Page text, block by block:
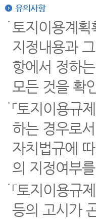
유의사항
토지이용계획
지정내용과
항에서 정하
모든 것을 확
「토지이용규
하는 경우로
자치법규에
의 지정여부
「토지이용규
등의 고시가